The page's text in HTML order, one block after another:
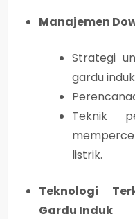
Manajemen
Strategi
gardu
Teknik
listrik.
Teknologi
Gardu Induk